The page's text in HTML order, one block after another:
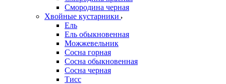
Смородина черная
Хвойные кустарники
Ель
Ель обыкновенная
Можжевельник
Сосна горная
Сосна обыкновенная
Сосна черная
Тисс